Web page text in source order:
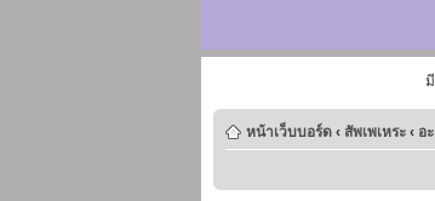
หน้าเว็บบอร์ด ‹ สัพเพเหระ ‹ อ